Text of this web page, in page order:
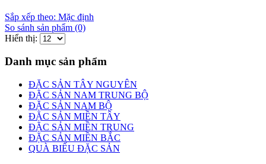
Sắp xếp theo: Mặc định
So sánh sản phẩm (0)
Hiển thị:
Danh mục sản phẩm
ĐẶC SẢN TÂY NGUYÊN
ĐẶC SẢN NAM TRUNG BỘ
ĐẶC SẢN NAM BỘ
ĐẶC SẢN MIỀN TÂY
ĐẶC SẢN MIỀN TRUNG
ĐẶC SẢN MIỀN BẮC
QUÀ BIẾU ĐẶC SẢN